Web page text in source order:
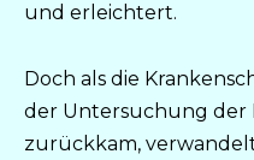
und erleichtert.
Doch als die
der Untersuchung der
zurückkam,